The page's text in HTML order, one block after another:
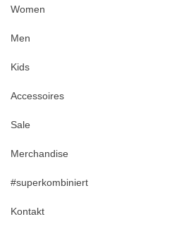
Women
Men
Kids
Accessoires
Sale
Merchandise
#superkombiniert
Kontakt